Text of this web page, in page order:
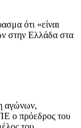
ότι «είναι
στην Ελλάδα στα
αγώνων,
ο πρόεδρος του